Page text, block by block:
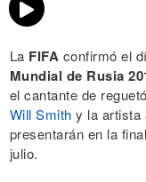
La FIFA confirmó el
Mundial de Rusia
el cantante de
Will Smith y la artista
presentarán en la
julio.